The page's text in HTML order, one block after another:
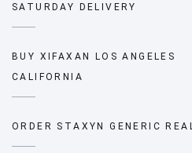
SATURDAY DELIVERY
BUY XIFAXAN LOS ANGELES
CALIFORNIA
ORDER STAXYN GENERIC REAL